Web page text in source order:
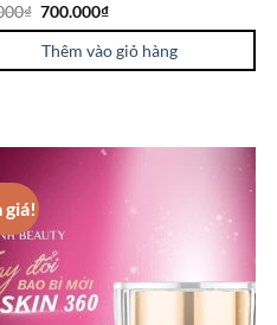
₫ 700.000₫
Thêm vào giỏ hàng
giá!